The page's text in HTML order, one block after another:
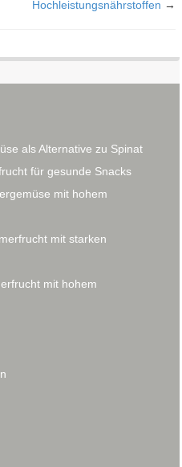
Hochleistungsnährstoffen →
als Alternative zu Spinat
für gesunde Snacks
mit hohem
mit starken
mit hohem